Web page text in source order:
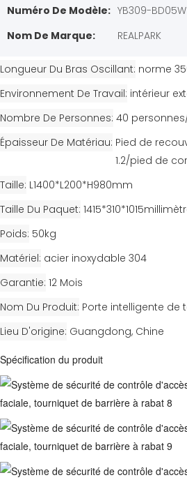
Numéro De Modèle: YB309-BD05W
Nom De Marque:
REALPARK
Longueur Du Bras Oscillant norme
Environnement De Travail intérieur
Nombre De Personnes 40
Épaisseur De Matériau Pied de
1.2/pied de
Taille L1400*L200*H980mm
Taille Du Paquet
Poids 50kg
Matériel acier inoxydable 304
Garantie 12 Mois
Nom Du Produit Porte intelligente de
Lieu D'origine Guangdong, Chine
Spécification du produit